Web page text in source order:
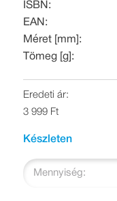
ISBN:
EAN:
Méret [mm]:
Tömeg [g]:
Eredeti ár:
3 999 Ft
Készleten
Mennyiség: